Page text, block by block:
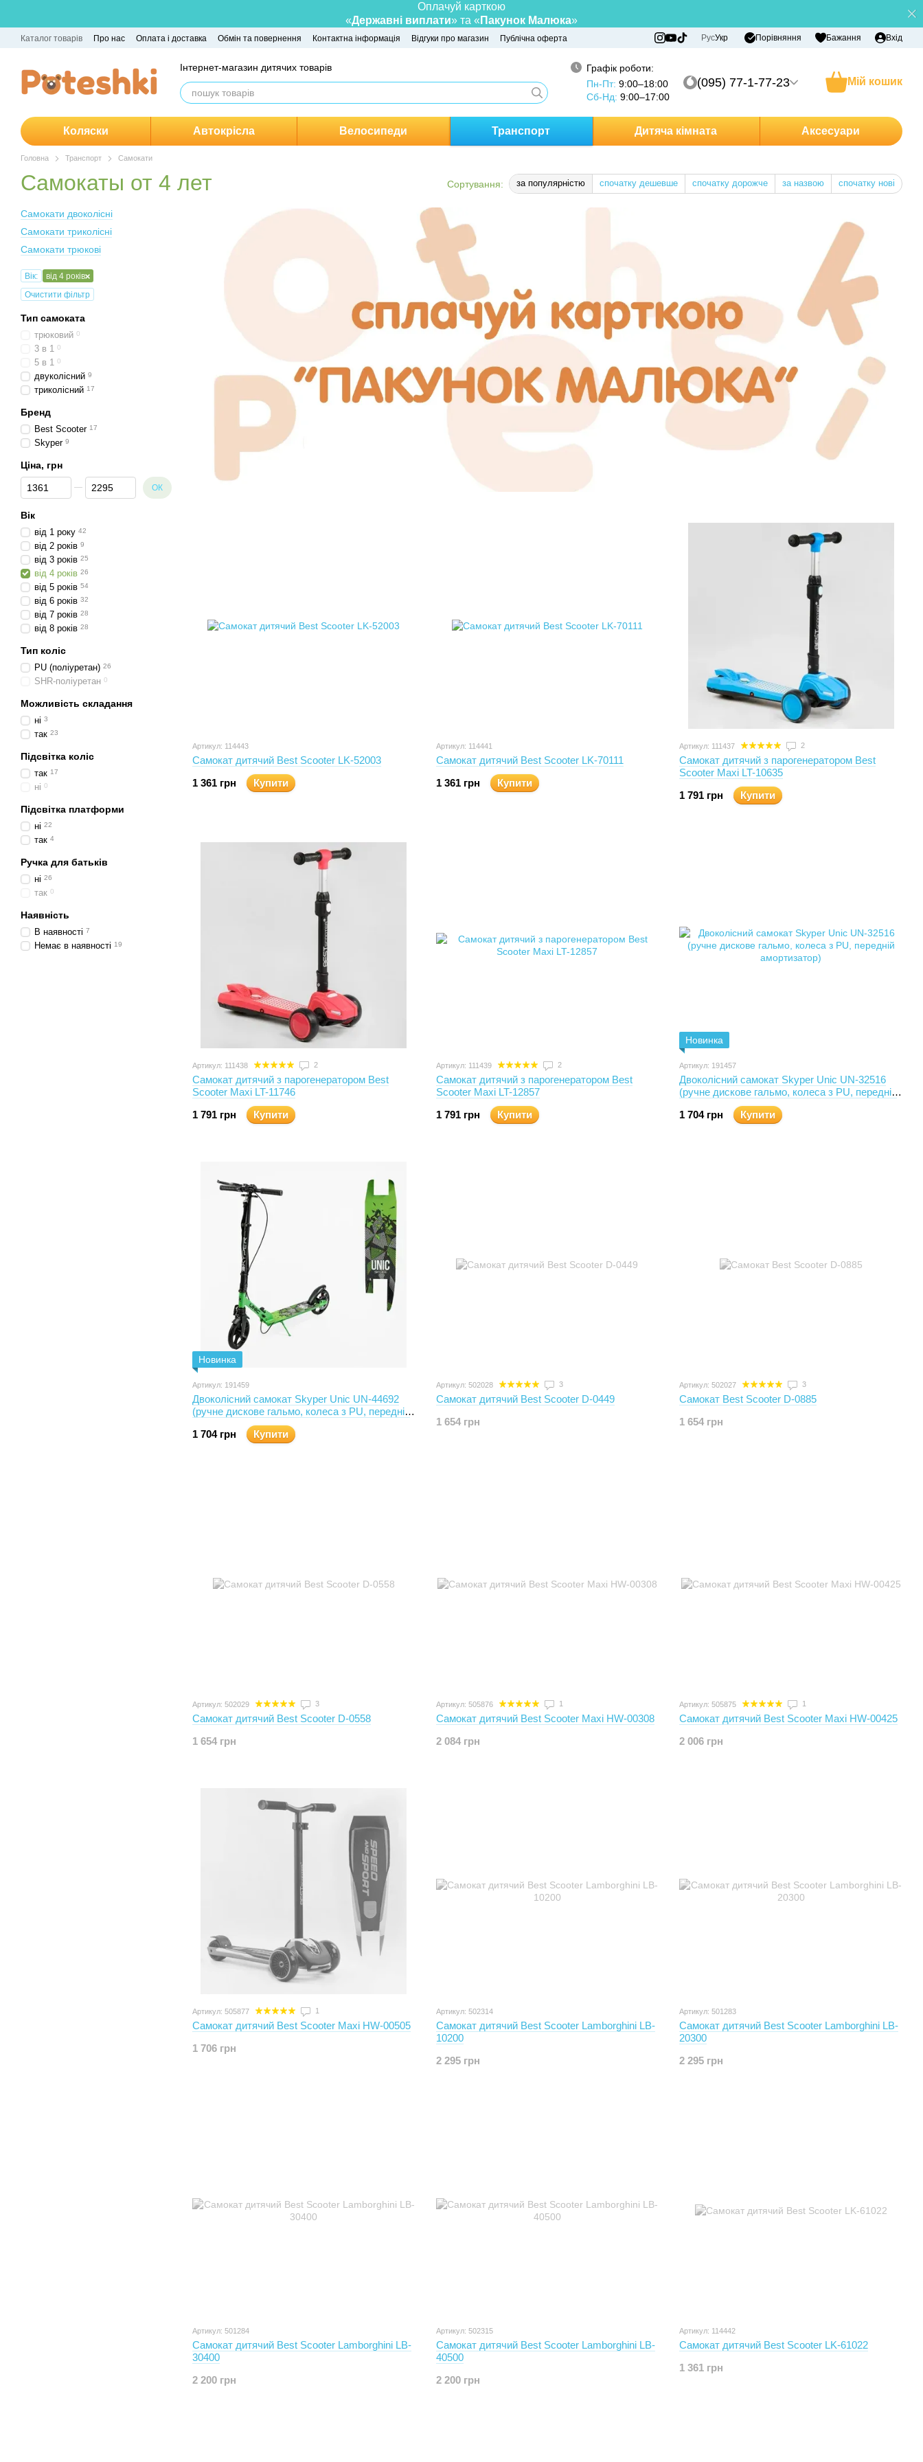
Оплачуй карткою
«Державні виплати» та « Пакунок Малюка»
Каталог товарів Про нас Оплата і доставка Обмін та повернення Контактна інформація Відгуки про магазин
Публічна оферта
РусУкр Порівняння Бажання Вхід
Інтернет-магазин дитячих товарів
Графік роботи:
Пн-Пт: 9:00–18:00
Сб-Нд: 9:00–17:00
(095) 77-1-77-23 Мій кошик
Коляски Автокрісла Велосипеди Транспорт Дитяча кімната Аксесуари
Головна Транспорт Самокати
Самокаты от 4 лет Сортування: за популярністю спочатку дешевше спочатку дорожче за назвою спочатку нові
Артикул: 114443
Самокат дитячий Best Scooter LK-52003
1 361 грн
Купити
Артикул: 114441
Самокат дитячий Best Scooter LK-70111
1 361 грн
Купити
Артикул: 111437 2
Самокат дитячий з парогенератором Best
Scooter Maxi LT-10635
1 791 грн
Купити
Артикул: 111438 2
Самокат дитячий з парогенератором Best
Scooter Maxi LT-11746
1 791 грн
Купити
Артикул: 111439 2
Самокат дитячий з парогенератором Best
Scooter Maxi LT-12857
1 791 грн
Купити
Новинка
Артикул: 191457
Двоколісний самокат Skyper Unic UN-32516
(ручне дискове гальмо, колеса з PU, передній
амортизатор)
1 704 грн
Купити
Новинка
Артикул: 191459
Двоколісний самокат Skyper Unic UN-44692
(ручне дискове гальмо, колеса з PU, передній
амортизатор)
1 704 грн
Купити
Артикул: 502028 3
Самокат дитячий Best Scooter D-0449
1 654 грн
Артикул: 502027 3
Самокат Best Scooter D-0885
1 654 грн
Артикул: 502029 3
Самокат дитячий Best Scooter D-0558
1 654 грн
Артикул: 505876 1
Самокат дитячий Best Scooter Maxi HW-00308
2 084 грн
Артикул: 505875 1
Самокат дитячий Best Scooter Maxi HW-00425
2 006 грн
Артикул: 505877 1
Самокат дитячий Best Scooter Maxi HW-00505
1 706 грн
Артикул: 502314
Самокат дитячий Best Scooter Lamborghini LB-
10200
2 295 грн
Артикул: 501283
Самокат дитячий Best Scooter Lamborghini LB-
20300
2 295 грн
Артикул: 501284
Самокат дитячий Best Scooter Lamborghini LB-
30400
2 200 грн
Артикул: 502315
Самокат дитячий Best Scooter Lamborghini LB-
40500
2 200 грн
Артикул: 114442
Самокат дитячий Best Scooter LK-61022
1 361 грн
Самокати двоколісні
Самокати триколісні
Самокати трюкові
Вік:
від 4 років
Очистити фільтр
Тип самоката
трюковий 0
3 в 1 0
5 в 1 0
двуколісний 9
триколісний 17
Бренд
Best Scooter 17
Skyper 9
Ціна, грн
Від Ціна, грн
До Ціна, грн ОК
Вік
від 1 року 42
від 2 років 9
від 3 років 25
від 4 років 26
від 5 років 54
від 6 років 32
від 7 років 28
від 8 років 28
Тип коліс
PU (поліуретан) 26
SHR-поліуретан 0
Можливість складання
ні 3
так 23
Підсвітка коліс
так 17
ні 0
Підсвітка платформи
ні 22
так 4
Ручка для батьків
ні 26
так 0
Наявність
В наявності 7
Немає в наявності 19